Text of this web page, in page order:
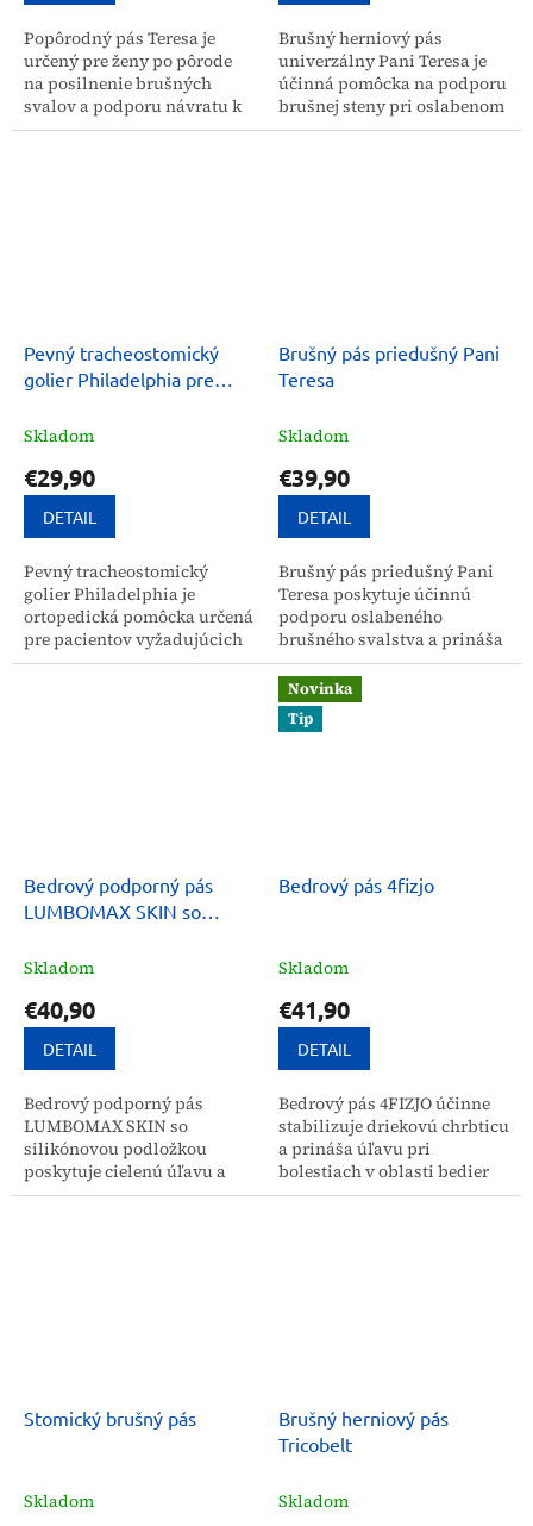
Popôrodný pás Teresa je
určený pre ženy po pôrode
na posilnenie brušných
svalov a podporu návratu k
postave spred tehotenstva.
Brušný herniový pás
univerzálny Pani Teresa je
účinná pomôcka na podporu
brušnej steny pri oslabenom
svalstve alebo výskyte
Pevný tracheostomický
golier Philadelphia pre
Skladom
€29,90
DETAIL
Pevný tracheostomický
golier Philadelphia je
ortopedická pomôcka určená
pre pacientov vyžadujúcich
stabilizáciu krčnej chrbtice.
Brušný pás priedušný Pani
Teresa
Skladom
€39,90
DETAIL
Brušný pás priedušný Pani
Teresa poskytuje účinnú
podporu oslabeného
brušného svalstva a prináša
úľavu pri problémoch s
herniou. Použitý priedušný
materiál zabezpečuje
vysoký...
Bedrový podporný pás
LUMBOMAX SKIN so
Skladom
€40,90
DETAIL
Bedrový podporný pás
LUMBOMAX SKIN so
silikónovou podložkou
poskytuje cielenú úľavu a
stabilizáciu pri bolestiach v
Novinka
Tip
Bedrový pás 4fizjo
Skladom
€41,90
DETAIL
Bedrový pás 4FIZJO účinne
stabilizuje driekovú chrbticu
a prináša úľavu pri
bolestiach v oblasti bedier
tým, že napomáha k
Stomický brušný pás
Skladom
Brušný herniový pás
Tricobelt
Skladom